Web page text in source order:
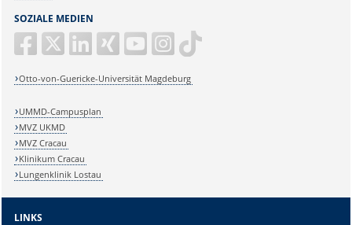
SOZIALE MEDIEN
Otto-von-Guericke-Universität Magdeburg
UMMD-Campusplan
MVZ UKMD
MVZ Cracau
Klinikum Cracau
Lungenklinik Lostau
LINKS